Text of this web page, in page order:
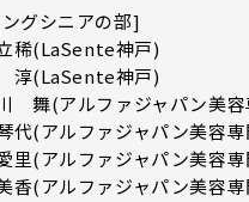
グシニアの部]
(LaSente神戸)
(LaSente神戸)
舞(アルファジャパン美容
代(アルファジャパン美容専
里(アルファジャパン美容専
香(アルファジャパン美容専